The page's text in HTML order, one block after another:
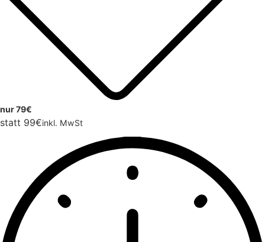
nur 79€
statt 99€inkl. MwSt